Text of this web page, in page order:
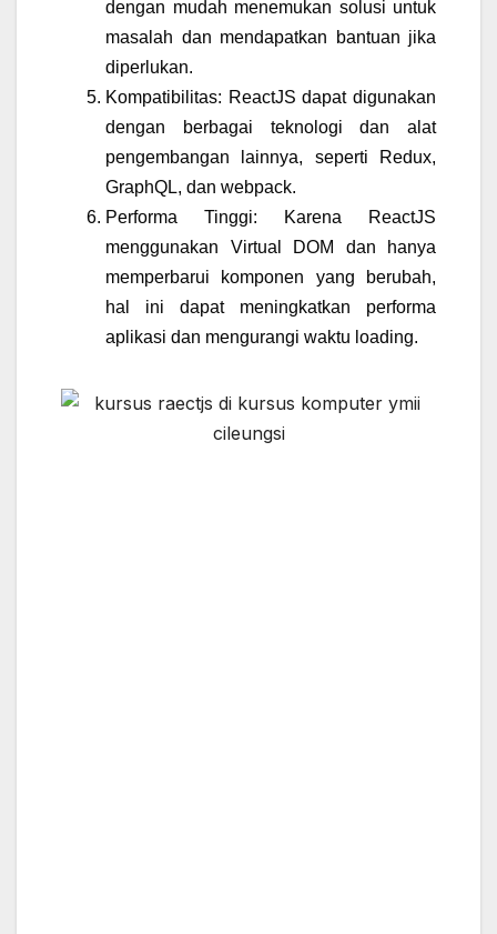
dengan mudah menemukan solusi untuk
masalah dan mendapatkan bantuan jika
diperlukan.
Kompatibilitas: ReactJS dapat digunakan
dengan berbagai teknologi dan alat
pengembangan lainnya, seperti Redux,
GraphQL, dan webpack.
Performa Tinggi: Karena ReactJS
menggunakan Virtual DOM dan hanya
memperbarui komponen yang berubah,
hal ini dapat meningkatkan performa
aplikasi dan mengurangi waktu loading.